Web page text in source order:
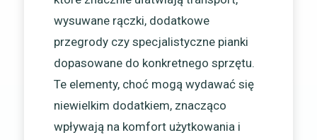
wysuwane rączki, dodatkowe
przegrody czy specjalistyczne pianki
dopasowane do konkretnego sprzętu.
Te elementy, choć mogą wydawać się
niewielkim dodatkiem, znacząco
wpływają na komfort użytkowania i